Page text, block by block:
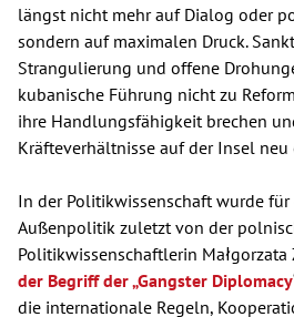
längst nicht mehr auf Dialog oder
sondern auf maximalen Druck.
Strangulierung und offene
kubanische Führung nicht zu
ihre Handlungsfähigkeit brechen
Kräfteverhältnisse auf der Insel neu
In der Politikwissenschaft wurde für
Außenpolitik zuletzt von der
Politikwissenschaftlerin Małgorzata
der Begriff der „Gangster Diplomacy
die internationale Regeln,